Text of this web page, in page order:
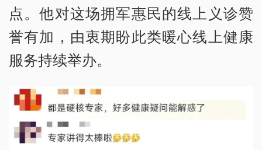
点。他对这场拥军惠民的线上义诊赞
誉有加，由衷期盼此类暖心线上健康
服务持续举办。